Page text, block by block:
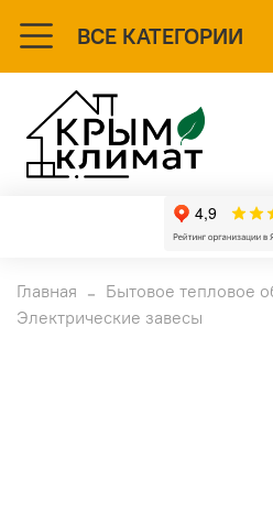
ВСЕ КАТЕГОРИИ
Главная
Бытовое тепловое
Электрические завесы